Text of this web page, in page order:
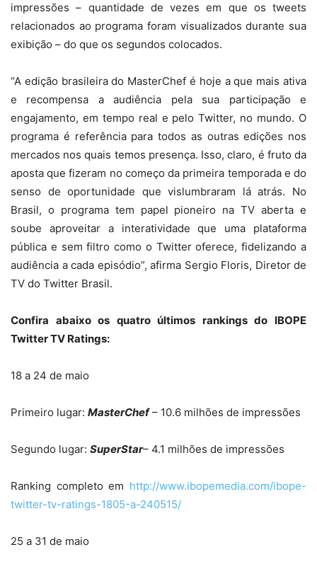
impressões – quantidade de vezes em que os tweets
relacionados ao programa foram visualizados durante sua
exibição – do que os segundos colocados.
“A edição brasileira do MasterChef é hoje a que mais ativa
e recompensa a audiência pela sua participação e
engajamento, em tempo real e pelo Twitter, no mundo. O
programa é referência para todos as outras edições nos
mercados nos quais temos presença. Isso, claro, é fruto da
aposta que fizeram no começo da primeira temporada e do
senso de oportunidade que vislumbraram lá atrás. No
Brasil, o programa tem papel pioneiro na TV aberta e
soube aproveitar a interatividade que uma plataforma
pública e sem filtro como o Twitter oferece, fidelizando a
audiência a cada episódio”, afirma Sergio Floris, Diretor de
TV do Twitter Brasil.
Confira abaixo os quatro últimos rankings do IBOPE
Twitter TV Ratings:
18 a 24 de maio
Primeiro lugar: MasterChef– 10.6 milhões de impressões
Segundo lugar: SuperStar– 4.1 milhões de impressões
Ranking completo em http://www.ibopemedia.com/ibope-
twitter-tv-ratings-1805-a-240515/
25 a 31 de maio